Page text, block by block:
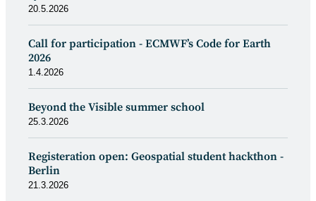
20.5.2026
Call for participation - ECMWF’s Code for Earth
2026
1.4.2026
Beyond the Visible summer school
25.3.2026
Registeration open: Geospatial student hackthon -
Berlin
21.3.2026